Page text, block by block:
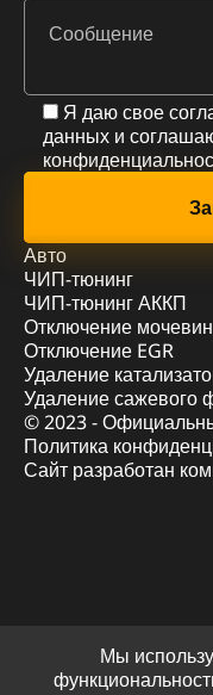
Я даю свое
данных и
Авто
ЧИП-тюнинг
ЧИП-тюнинг АККП
Отключение
Отключение EGR
Удаление
Удаление сажевого
© 2023 -
Политика
Сайт разработан
Мы